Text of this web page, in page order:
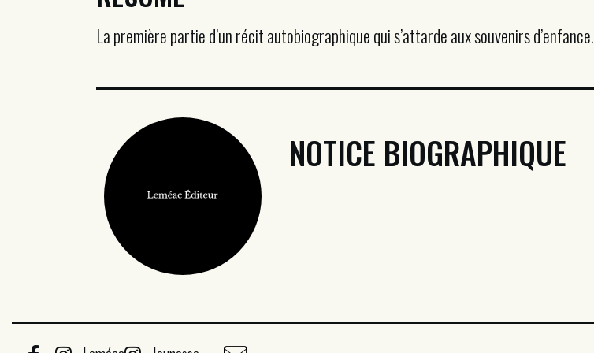
La première partie d’un récit autobiographique qui s’attarde aux souvenirs d’enfance.
NOTICE BIOGRAPHIQUE